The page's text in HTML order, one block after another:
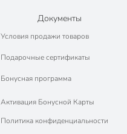
Документы
Условия продажи товаров
Подарочные сертификаты
Бонусная программа
Активация Бонусной Карты
Политика конфиденциальности